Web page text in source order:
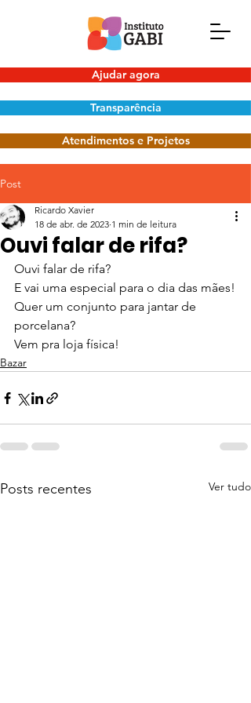
Ajudar agora
Transparência
Atendimentos e Projetos
Post
Ouvi falar de rifa?
Ricardo Xavier
18 de abr. de 2023 1 min de leitura
Ouvi falar de rifa?
E vai uma especial para o dia das mães!
Quer um conjunto para jantar de
porcelana?
Vem pra loja física!
Bazar
Posts recentes Ver tudo